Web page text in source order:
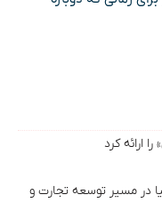
ارائه کرد
در مسیر توسعه تجارت و